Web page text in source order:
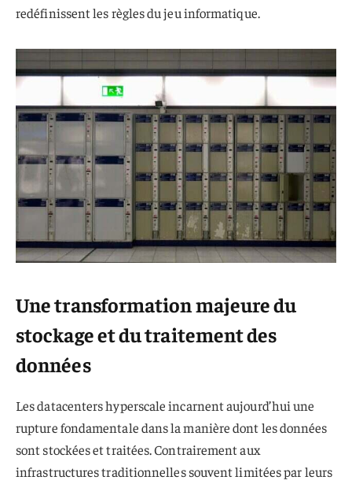
redéfinissent les règles du jeu informatique.
Une transformation majeure du
stockage et du traitement des
données
Les datacenters hyperscale incarnent aujourd’hui une
rupture fondamentale dans la manière dont les données
sont stockées et traitées. Contrairement aux
infrastructures traditionnelles souvent limitées par leurs